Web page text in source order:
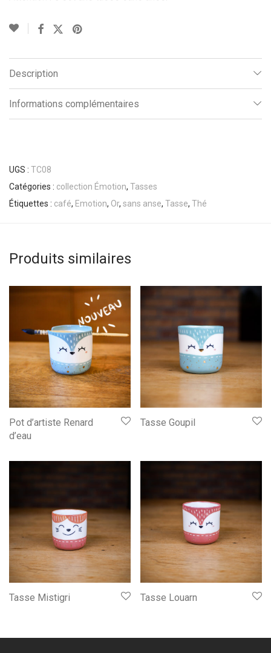
Description
Informations complémentaires
UGS : TC08
Catégories : collection Émotion, Tasses
Étiquettes : café, Emotion, Or, sans anse, Tasse, Thé
Produits similaires
Pot d’artiste Renard
d’eau
Tasse Goupil
Tasse Mistigri Tasse Louarn